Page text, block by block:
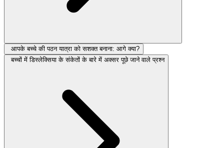
आपके बच्चे की पठन यात्रा को सशक्त बनाना: आगे क्या?
बच्चों में डिस्लेक्सिया के संकेतों के बारे में अक्सर पूछे जाने वाले प्रश्न